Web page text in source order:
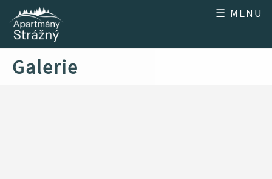
☰ MENU
Galerie